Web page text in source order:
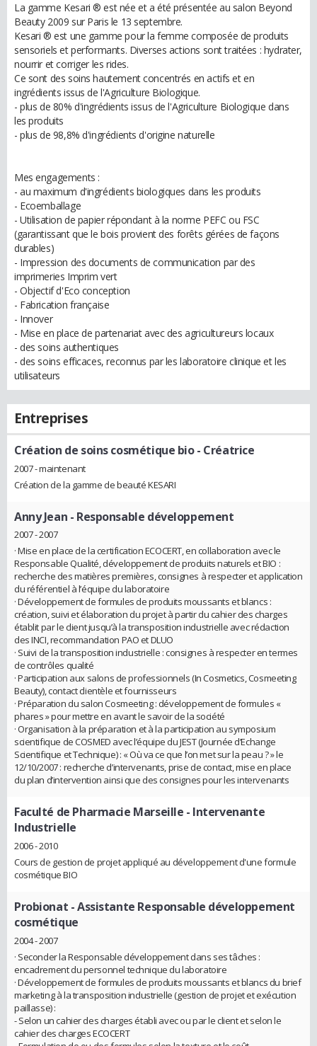
La gamme Kesari ® est née et a été présentée au salon Beyond
Beauty 2009 sur Paris le 13 septembre.
Kesari ® est une gamme pour la femme composée de produits
sensoriels et performants. Diverses actions sont traitées : hydrater,
nourrir et corriger les rides.
Ce sont des soins hautement concentrés en actifs et en
ingrédients issus de l'Agriculture Biologique.
- plus de 80% d'ingrédients issus de l'Agriculture Biologique dans
les produits
- plus de 98,8% d'ingrédients d'origine naturelle
Mes engagements :
- au maximum d'ingrédients biologiques dans les produits
- Ecoemballage
- Utilisation de papier répondant à la norme PEFC ou FSC
(garantissant que le bois provient des forêts gérées de façons
durables)
- Impression des documents de communication par des
imprimeries Imprim vert
- Objectif d'Eco conception
- Fabrication française
- Innover
- Mise en place de partenariat avec des agricultureurs locaux
- des soins authentiques
- des soins efficaces, reconnus par les laboratoire clinique et les
utilisateurs
Entreprises
Création de soins cosmétique bio- Créatrice
2007 - maintenant
Création de la gamme de beauté KESARI
Anny Jean - Responsable développement
2007 - 2007
· Mise en place de la certification ECOCERT, en collaboration avec le
Responsable Qualité, développement de produits naturels et BIO :
recherche des matières premières, consignes à respecter et application
du référentiel à l’équipe du laboratoire
· Développement de formules de produits moussants et blancs :
création, suivi et élaboration du projet à partir du cahier des charges
établit par le client jusqu’à la transposition industrielle avec rédaction
des INCI, recommandation PAO et DLUO
· Suivi de la transposition industrielle : consignes à respecter en termes
de contrôles qualité
· Participation aux salons de professionnels (In Cosmetics, Cosmeeting
Beauty), contact clientèle et fournisseurs
· Préparation du salon Cosmeeting : développement de formules «
phares » pour mettre en avant le savoir de la société
· Organisation à la préparation et à la participation au symposium
scientifique de COSMED avec l’équipe du JEST (Journée d’Echange
Scientifique et Technique) : « Où va ce que l’on met sur la peau ? » le
12/10/2007 : recherche d’intervenants, prise de contact, mise en place
du plan d’intervention ainsi que des consignes pour les intervenants
Faculté de Pharmacie Marseille - Intervenante
Industrielle
2006 - 2010
Cours de gestion de projet appliqué au développement d'une formule
cosmétique BIO
Probionat - Assistante Responsable développement
cosmétique
2004 - 2007
· Seconder la Responsable développement dans ses tâches :
encadrement du personnel technique du laboratoire
· Développement de formules de produits moussants et blancs du brief
marketing à la transposition industrielle (gestion de projet et exécution
paillasse) :
- Selon un cahier des charges établi avec ou par le client et selon le
cahier des charges ECOCERT